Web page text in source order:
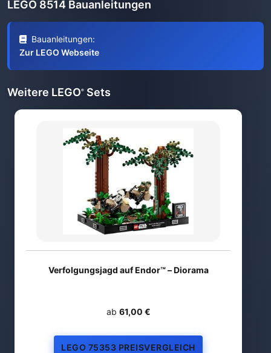
LEGO 8514 Bauanleitungen
Bauanleitungen:
Zur LEGO Webseite
Weitere LEGO® Sets
Verfolgungsjagd auf Endor™ – Diorama
ab 61,00 €
LEGO 75353 PREISVERGLEICH